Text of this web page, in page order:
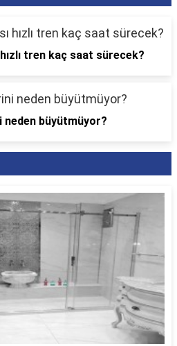
tren kaç saat sürecek?
büyütmüyor?